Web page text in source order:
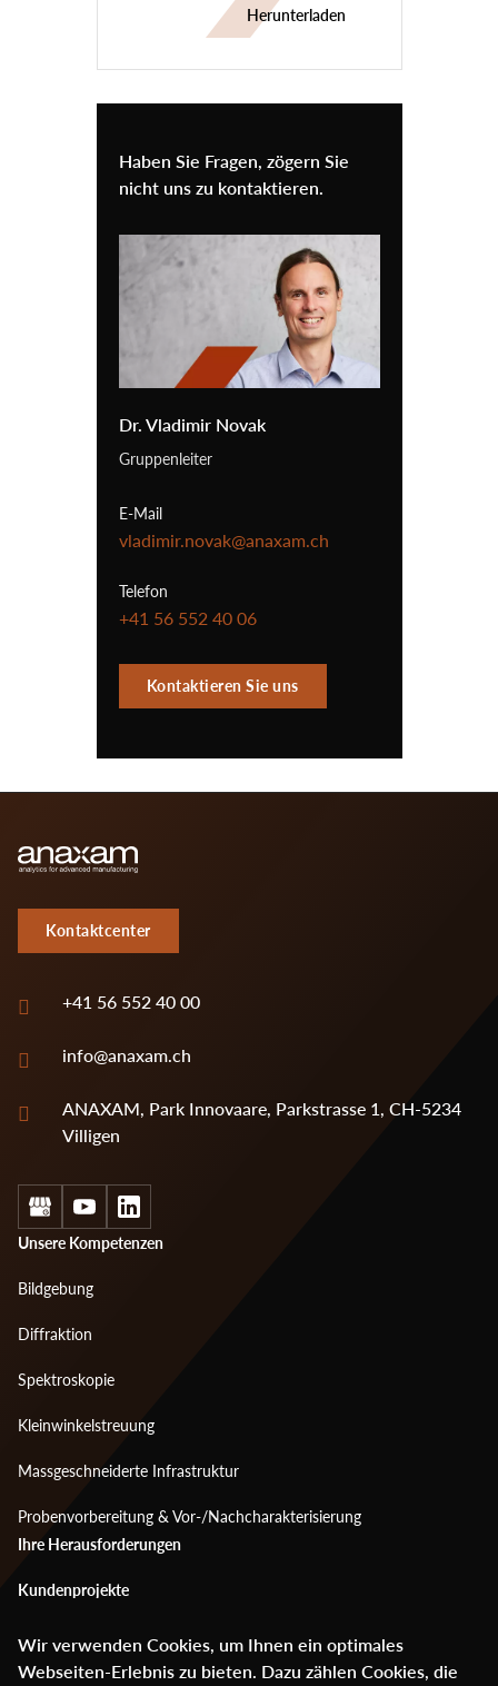
Herunterladen
Haben Sie Fragen, zögern Sie
nicht uns zu kontaktieren.
Dr. Vladimir Novak
Gruppenleiter
E-Mail
vladimir.novak@anaxam.ch
Telefon
+41 56 552 40 06
Kontaktieren Sie uns
Kontaktcenter
+41 56 552 40 00
info@anaxam.ch
ANAXAM, Park Innovaare, Parkstrasse 1, CH-5234
Villigen
Social
Footer
menu
1
Unsere Kompetenzen
Bildgebung
Diffraktion
Spektroskopie
Kleinwinkelstreuung
Massgeschneiderte Infrastruktur
Probenvorbereitung & Vor-/Nachcharakterisierung
Footer
menu
2
Ihre Herausforderungen
Kundenprojekte
Mediencenter
Über ANAXAM
Wir verwenden Cookies, um Ihnen ein optimales
Webseiten-Erlebnis zu bieten. Dazu zählen Cookies, die